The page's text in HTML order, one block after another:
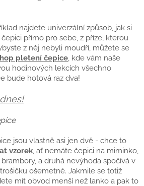
najdete univerzální způsob, jak si
přímo pro sebe, z příze, kterou
z něj nebyli moudří, můžete se
pletení čepice , kde vám naše
hodinových lekcích všechno
bude hotová raz dva!
jsou vlastně asi jen dvě - chce to
vzorek , ať nemáte čepici na miminko,
a druhá nevýhoda spočívá v
trošičku ošemetné. Jakmile se totiž
mít obvod menší než lanko a pak to